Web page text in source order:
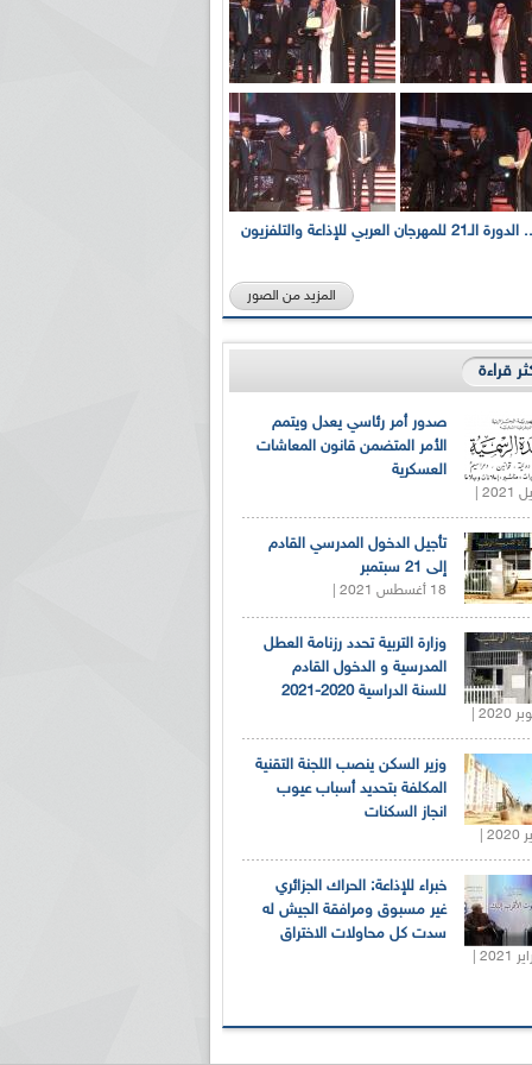
بالصور... الدورة الـ21 للمهرجان العربي للإذاعة والتلفزيون
المزيد من الصور
قراءة
صدور أمر رئاسي يعدل ويتمم
الأمر المتضمن قانون المعاشات
العسكرية
تأجيل الدخول المدرسي القادم
إلى 21 سبتمبر
18 أغسطس 2021 |
وزارة التربية تحدد رزنامة العطل
المدرسية و الدخول القادم
للسنة الدراسية 2020-2021
وزير السكن ينصب اللجنة التقنية
المكلفة بتحديد أسباب عيوب
انجاز السكنات
خبراء للإذاعة: الحراك الجزائري
غير مسبوق ومرافقة الجيش له
سدت كل محاولات الاختراق